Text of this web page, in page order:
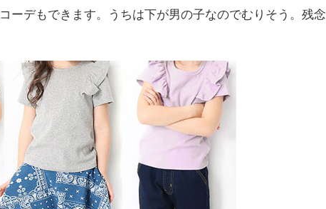
ーデもできます。うちは下が男の子なのでむりそう。残念